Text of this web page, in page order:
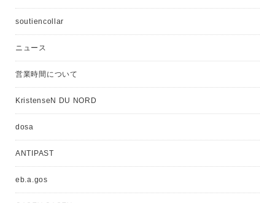
soutiencollar
ニュース
営業時間について
KristenseN DU NORD
dosa
ANTIPAST
eb.a.gos